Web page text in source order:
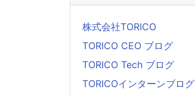
株式会社TORICO
TORICO CEO ブログ
TORICO Tech ブログ
TORICOインターンブログ